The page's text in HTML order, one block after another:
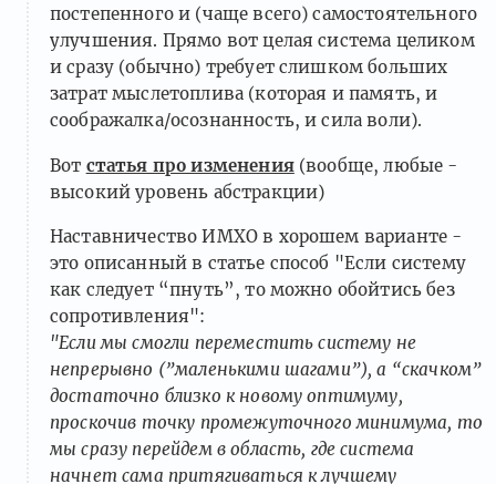
постепенного и (чаще всего) самостоятельного
улучшения. Прямо вот целая система целиком
и сразу (обычно) требует слишком больших
затрат мыслетоплива (которая и память, и
соображалка/осознанность, и сила воли).
Вот статья про изменения(вообще, любые -
высокий уровень абстракции)
Наставничество ИМХО в хорошем варианте -
это описанный в статье способ "Если систему
как следует “пнуть”, то можно обойтись без
сопротивления":
"Если мы смогли переместить систему не
непрерывно (”маленькими шагами”), а “скачком”
достаточно близко к новому оптимуму,
проскочив точку промежуточного минимума, то
мы сразу перейдем в область, где система
начнет сама притягиваться к лучшему